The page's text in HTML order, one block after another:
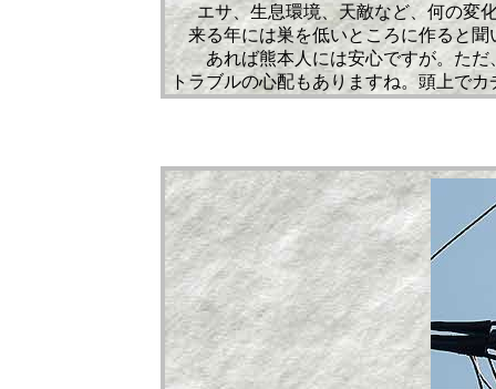
エサ、生息環境、天敵など、何の変
来る年には巣を低いところに作ると
あれば熊本人には安心ですが。た
トラブルの心配もありますね。頭上で